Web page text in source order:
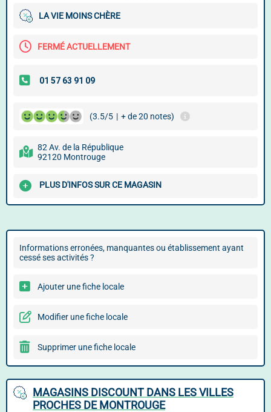
LA VIE MOINS CHÈRE
FERMÉ ACTUELLEMENT
(3.5/5 | + de 20 notes)
82 Av. de la République
92120 Montrouge
PLUS D'INFOS SUR CE MAGASIN
Informations erronées, manquantes ou établissement ayant
cessé ses activités ?
Ajouter une fiche locale
Modifier une fiche locale
Supprimer une fiche locale
MAGASINS DISCOUNT DANS LES VILLES
PROCHES DE MONTROUGE